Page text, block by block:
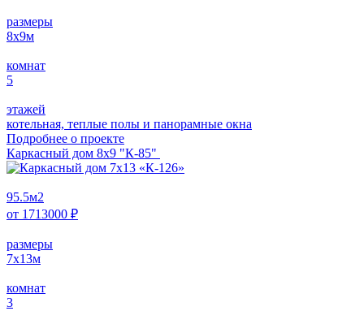
размеры
8х9м
комнат
5
этажей
котельная, теплые полы и панорамные окна
Подробнее о проектe
Каркасный дом 8х9 "К-85"
95.5м2
от 1713000 ₽
размеры
7х13м
комнат
3